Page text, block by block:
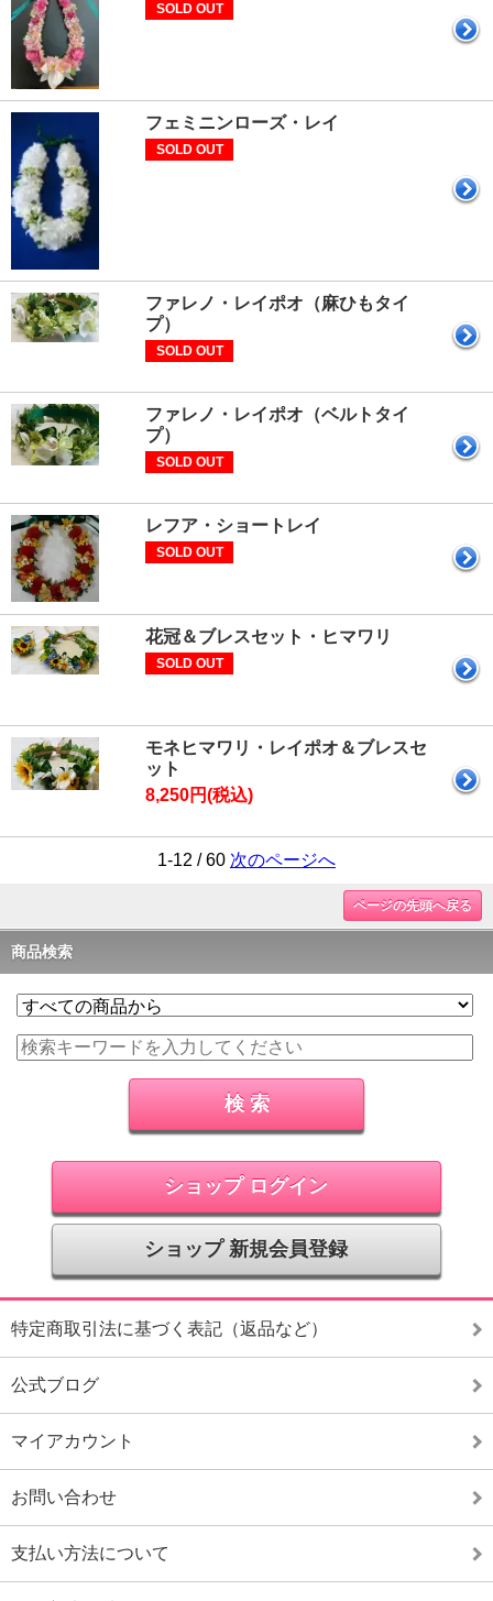
SOLD OUT
フェミニンローズ・レイ
SOLD OUT
ファレノ・レイポオ（麻ひもタイ
プ）
SOLD OUT
ファレノ・レイポオ（ベルトタイ
プ）
SOLD OUT
レフア・ショートレイ
SOLD OUT
花冠＆ブレスセット・ヒマワリ
SOLD OUT
モネヒマワリ・レイポオ＆ブレスセ
ット
8,250円(税込)
1-12 / 60 次のページへ
ページの先頭へ戻る
商品検索
ショップ ログイン
ショップ 新規会員登録
特定商取引法に基づく表記（返品など）
公式ブログ
マイアカウント
お問い合わせ
支払い方法について